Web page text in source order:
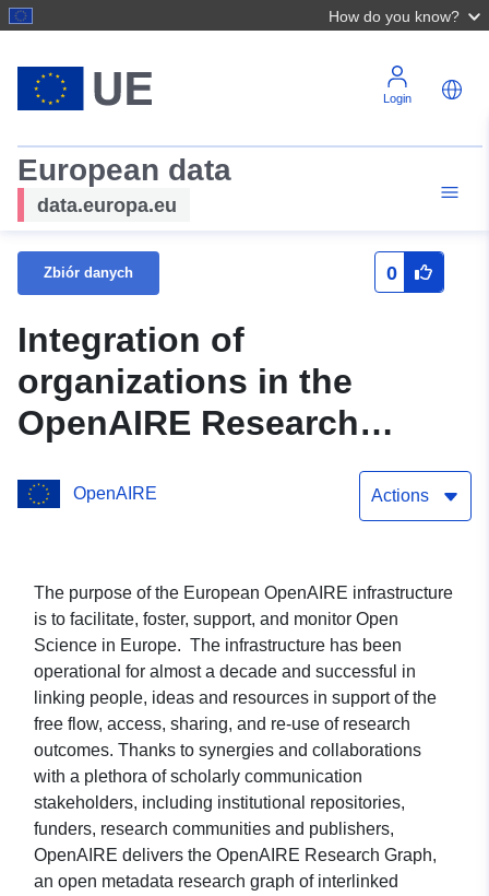
How do you know?
Login
European data
data.europa.eu
Zbiór danych 0
Integration of
organizations in the
OpenAIRE Research
OpenAIRE Actions
The purpose of the European OpenAIRE infrastructure
is to facilitate, foster, support, and monitor Open
Science in Europe. The infrastructure has been
operational for almost a decade and successful in
linking people, ideas and resources in support of the
free flow, access, sharing, and re-use of research
outcomes. Thanks to synergies and collaborations
with a plethora of scholarly communication
stakeholders, including institutional repositories,
funders, research communities and publishers,
OpenAIRE delivers the OpenAIRE Research Graph,
an open metadata research graph of interlinked